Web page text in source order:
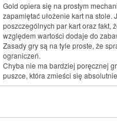
Gold opiera się na prostym
zapamiętać ułożenie kart na stole.
poszczególnych par kart oraz fakt,
względem wartości dodaje do
Zasady gry są na tyle proste, że
ograniczeń.
Chyba nie ma bardziej poręcznej
puszce, która zmieści się